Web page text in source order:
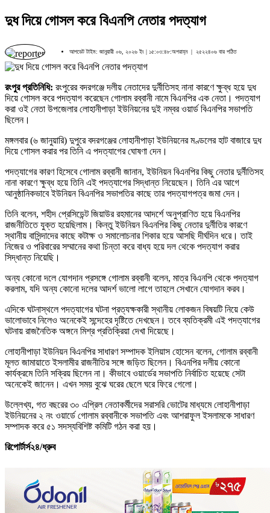
দুধ দিয়ে গোসল করে বিএনপি নেতার পদত্যাগ
আপডেট টাইম: জানুয়ারী ০৬, ২০২৬ ইং | ১৫:০৩:৪৮:অপরাহ্ন | ২৫২২৪০৬ বার পঠিত
রংপুর প্রতিনিধি: রংপুরের বদরগঞ্জে দলীয় নেতাদের দুর্নীতিসহ নানা কারণে ক্ষুব্ধ হয়ে দুধ
দিয়ে গোসল করে পদত্যাগ করেছেন গোলাম রব্বানী নামে বিএনপির এক নেতা। পদত্যাগ
করা ওই নেতা উপজেলার লোহানীপাড়া ইউনিয়নের দুই নম্বর ওয়ার্ড বিএনপির সভাপতি
ছিলেন।
মঙ্গলবার (৬ জানুয়ারি) দুপুরে বদরগঞ্জের লোহানীপাড়া ইউনিয়নের মণ্ডলের হাট বাজারে দুধ
দিয়ে গোসল করার পর তিনি এ পদত্যাগের ঘোষণা দেন।
পদত্যাগের কারণ হিসেবে গোলাম রব্বানী জানান, ইউনিয়ন বিএনপির কিছু নেতার দুর্নীতিসহ
নানা কারণে ক্ষুব্ধ হয়ে তিনি এই পদত্যাগের সিদ্ধান্ত নিয়েছেন। তিনি এর আগে
আনুষ্ঠানিকভাবে ইউনিয়ন বিএনপির সভাপতির কাছে তার পদত্যাগপত্র জমা দেন।
তিনি বলেন, শহীদ প্রেসিডেন্ট জিয়াউর রহমানের আদর্শে অনুপ্রাণিত হয়ে বিএনপির
রাজনীতিতে যুক্ত হয়েছিলাম। কিন্তু ইউনিয়ন বিএনপির কিছু নেতার দুর্নীতির কারণে
স্থানীয় বাসিন্দাদের কাছে কটাক্ষ ও সমালোচনার শিকার হয়ে আসছি দীর্ঘদিন ধরে। তাই
নিজের ও পরিবারের সম্মানের কথা চিন্তা করে বাধ্য হয়ে দল থেকে পদত্যাগ করার
সিদ্ধান্ত নিয়েছি।
অন্য কোনো দলে যোগদান প্রসঙ্গে গোলাম রব্বানী বলেন, মাত্র বিএনপি থেকে পদত্যাগ
করলাম, যদি অন্য কোনো দলের আদর্শ ভালো লাগে তাহলে সেখানে যোগদান করব।
এদিকে ঘটনাস্থলে পদত্যাগের ঘটনা প্রত্যক্ষকারী স্থানীয় লোকজন বিষয়টি নিয়ে কেউ
ভালোভাবে নিলেও অনেকেই সন্দেহের দৃষ্টিতে দেখছেন। তবে ব্যতিক্রমী এই পদত্যাগের
ঘটনায় রাজনৈতিক অঙ্গনে মিশ্র প্রতিক্রিয়া দেখা দিয়েছে।
লোহানীপাড়া ইউনিয়ন বিএনপির সাধারণ সম্পাদক ইলিয়াস হোসেন বলেন, গোলাম রব্বানী
মূলত জামায়াতে ইসলামীর রাজনীতির সঙ্গে জড়িত ছিলেন। বিএনপির দলীয় কোনো
কার্যক্রমে তিনি সক্রিয় ছিলেন না। কীভাবে ওয়ার্ডের সভাপতি নির্বাচিত হয়েছে সেটা
অনেকেই জানেন। এখন সময় বুঝে ঘরের ছেলে ঘরে ফিরে গেলো।
উল্লেখ্য, গত বছরের ৩০ এপ্রিল নেতাকর্মীদের সরাসরি ভোটের মাধ্যমে লোহানীপাড়া
ইউনিয়নের ২ নং ওয়ার্ডে গোলাম রব্বানীকে সভাপতি এবং আশরাফুল ইসলামকে সাধারণ
সম্পাদক করে ৫১ সদস্যবিশিষ্ট কমিটি গঠন করা হয়।
রিপোর্টার্স২৪/ধ্রুব